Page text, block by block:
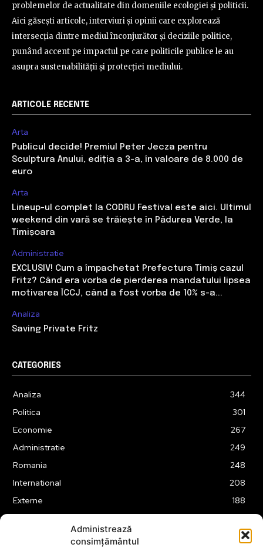
Administrează
consimțământul
problemelor de actualitate din domeniile ecologiei și politicii.
Aici găsești articole, interviuri și opinii care explorează
intersecția dintre mediul înconjurător și deciziile politice,
punând accent pe impactul pe care politicile publice le au
asupra sustenabilității și protecției mediului.
ARTICOLE RECENTE
Arta
Publicul decide! Premiul Peter Jecza pentru
Sculptura Anului, ediția a 3-a, în valoare de 8.000 de
euro
Arta
Lineup-ul complet la CODRU Festival este aici. Ultimul
weekend din vară se trăiește în Pădurea Verde, la
Timișoara
Administratie
EXCLUSIV! Cum a împachetat Prefectura Timiș cazul
Fritz? Când era vorba de pierderea mandatului lipsea
motivarea ÎCCJ, când a fost vorba de 10% s-a...
Analiza
Saving Private Fritz
CATEGORIES
Analiza
344
Politica
301
Economie
267
Administratie
249
Romania
248
International
208
Externe
188
174